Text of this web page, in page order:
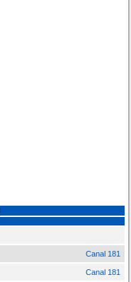
Canal 181
Canal 181